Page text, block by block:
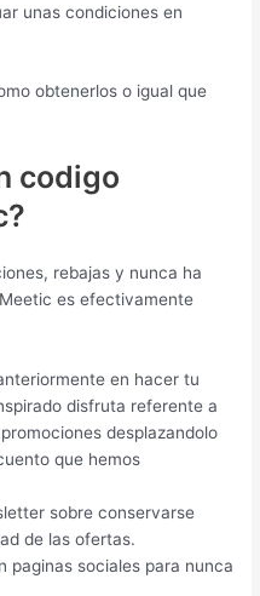
unas condiciones en
obtenerlos o igual que
codigo
rebajas y nunca ha
es efectivamente
en hacer tu
disfruta referente a
desplazandolo
que hemos
sobre conservarse
de las ofertas.
paginas sociales para nunca